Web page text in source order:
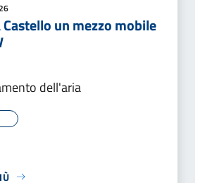
Castello un mezzo mobile
dell'aria